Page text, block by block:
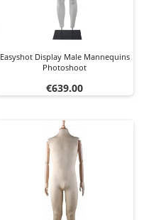
Easyshot Display Male Mannequins
Photoshoot
Price
€639.00